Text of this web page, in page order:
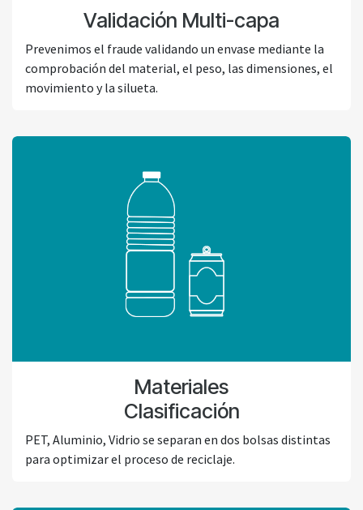
Validación Multi-capa
Prevenimos el fraude validando un envase mediante la
comprobación del material, el peso, las dimensiones, el
movimiento y la silueta.
Materiales
Clasificación
PET, Aluminio, Vidrio se separan en dos bolsas distintas
para optimizar el proceso de reciclaje.